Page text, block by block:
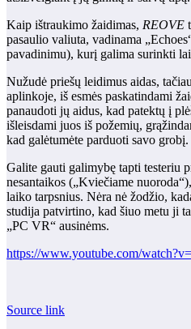
Kaip ištraukimo žaidimas, REOVE
pasaulio valiuta, vadinama
pavadinimu), kurį galima surinkti
Nužudė priešų leidimus aidas,
aplinkoje, iš esmės paskatindami
panaudoti jų aidus, kad patektų į
išleisdami juos iš požemių,
kad galėtumėte parduoti savo grobį.
Galite gauti galimybę tapti testeriu
nesantaikos („Kviečiame
laiko tarpsnius. Nėra nė žodžio,
studija patvirtino, kad šiuo metu ji
„PC VR“ ausinėms.
https://www.youtube.com/
Source link